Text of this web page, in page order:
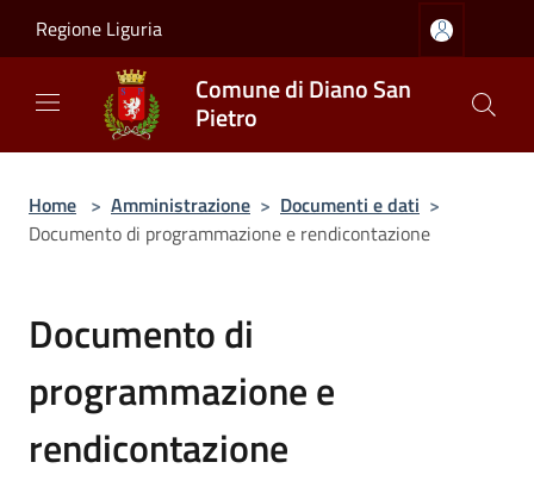
Regione Liguria
Comune di Diano San
Pietro
Home > Amministrazione > Documenti e dati >
Documento di programmazione e rendicontazione
Documento di
programmazione e
rendicontazione